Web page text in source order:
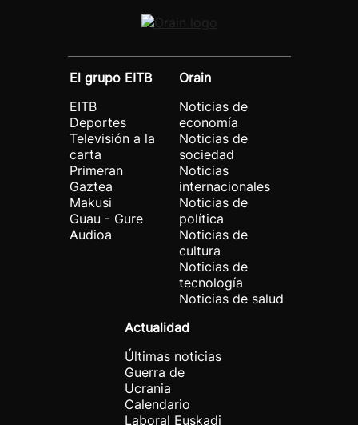
El grupo EITB
EITB
Deportes
Televisión a la
carta
Primeran
Gaztea
Makusi
Guau - Gure
Audioa
Orain
Noticias de
economía
Noticias de
sociedad
Noticias
internacionales
Noticias de
política
Noticias de
cultura
Noticias de
tecnología
Noticias de salud
Actualidad
Últimas noticias
Guerra de
Ucrania
Calendario
Laboral Euskadi